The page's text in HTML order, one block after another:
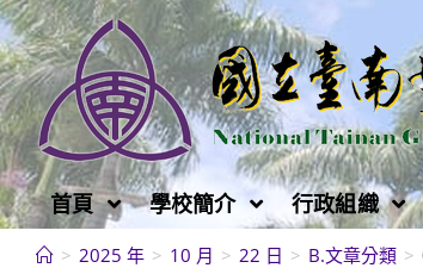
跳
轉
至
主
要
內
容
首頁 學校簡介 行政組織
> 2025 年 > 10 月 > 22 日 > B.文章分類 >